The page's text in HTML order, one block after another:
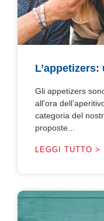
Gli appetizers
all’ora
categoria del
proposte...
LEGGI TUTTO >